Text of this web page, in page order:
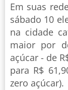
Em suas
sábado 10
na cidade
maior por
açúcar - de
para R$
zero açúcar).